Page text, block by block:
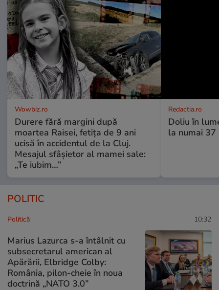
Wowbiz.ro
Durere fără margini după
moartea Raisei, fetița de 9 ani
ucisă în accidentul de la Cluj.
Mesajul sfâșietor al mamei sale:
„Te iubim…”
Redactia.ro
Doliu în
la numai 37
POLITIC
Politică 10:32
Marius Lazurca s-a întâlnit cu
subsecretarul american al
Apărării, Elbridge Colby:
România, pilon-cheie în noua
doctrină „NATO 3.0”